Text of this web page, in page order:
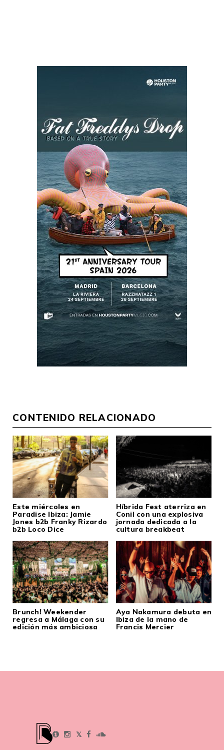
CONTENIDO RELACIONADO
Este miércoles en
Paradise Ibiza: Jamie
Jones b2b Franky Rizardo
b2b Loco Dice
Híbrida Fest aterriza en
Conil con una explosiva
jornada dedicada a la
cultura breakbeat
Brunch! Weekender
regresa a Málaga con su
edición más ambiciosa
Aya Nakamura debuta en
Ibiza de la mano de
Francis Mercier
𝕏